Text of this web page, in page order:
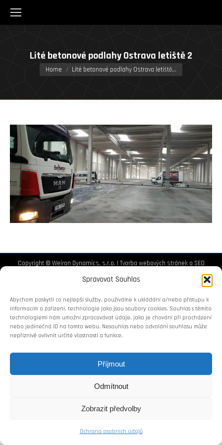
Spravovat Souhlas
Abychom poskytli co nejlepší služby, používáme k ukládání a/nebo přístupu k
informacím o zařízení, technologie jako jsou soubory cookies. Souhlas s těmito
technologiemi nám umožní zpracovávat údaje, jako je chování při procházení
nebo jedinečná ID na tomto webu. Nesouhlas nebo odvolání souhlasu může
nepříznivě ovlivnit určité vlastnosti a funkce.
Příjmout
Odmítnout
Zobrazit předvolby
Ochrana osobních údajů
Lité betonové podlahy Ostrava letiště 2
You are here:
Home Lité betonové podlahy Ostrava letiště…
Copyright © Weiron Dynamics, s.r.o. | Tvorba webových stráneka SEO